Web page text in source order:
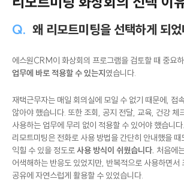
리모트미팅 화상회의 선택 이유
왜 리모트미팅을 선택하게 되었
에스원CRM이 화상회의 프로그램을 검토할 때 중요하
재택근무자는 매일 회의실에 모일 수 없기 때문에, 접
않아야 했습니다. 또한 조회, 공지 전달, 교육, 건강 체
사용하는 업무에 무리 없이 적용할 수 있어야 했습니다.
리모트미팅은 전화로 사용 방법을 간단히 안내했을 때
익힐 수 있을 정도로사용 방식이 쉬웠습니다.처음에
어색해하는 반응도 있었지만, 반복적으로 사용하면서